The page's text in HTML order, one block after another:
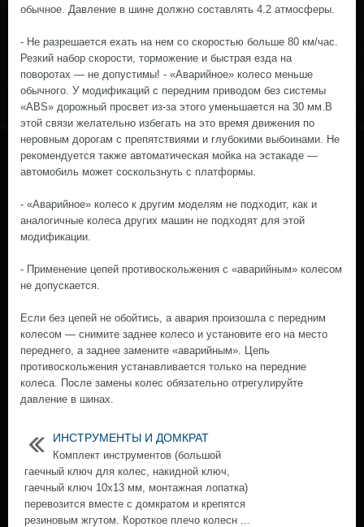
обычное. Давление в шине должно составлять 4.2 атмосферы.
- Не разрешается ехать на нем со скоростью больше 80 км/час.
Резкий набор скорости, торможение и быстрая езда на
поворотах — не допустимы! - «Аварийное» колесо меньше
обычного. У модификаций с передним приводом без системы
«ABS» дорожный просвет из-за этого уменьшается на 30 мм.В
этой связи желательно избегать на это время движения по
неровным дорогам с препятствиями и глубокими выбоинами. Не
рекомендуется также автоматическая мойка на эстакаде —
автомобиль может соскользнуть с платформы.
- «Аварийное» колесо к другим моделям не подходит, как и
аналогичные колеса других машин не подходят для этой
модификации.
- Применение цепей противоскольжения с «аварийным» колесом
не допускается.
Если без цепей не обойтись, а авария произошла с передним
колесом — снимите заднее колесо и установите его на место
переднего, а заднее замените «аварийным». Цепь
противоскольжения устанавливается только на передние
колеса. После замены колес обязательно отрегулируйте
давление в шинах.
ИНСТРУМЕНТЫ И ДОМКРАТ
Комплект инструментов (большой
гаечный ключ для колес, накидной ключ,
гаечный ключ 10x13 мм, монтажная лопатка)
перевозится вместе с домкратом и крепятся
резиновым жгутом. Короткое плечо колесн ...